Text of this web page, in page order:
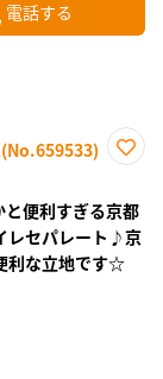
電話する
り登
録
便利すぎる京都
レセパレート♪京
利な立地です☆